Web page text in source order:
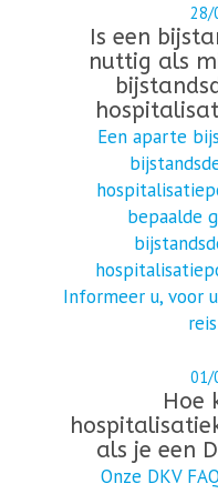
28/
Is een
nuttig als
Een aparte
bepaalde
Informeer u, voor
01/
Hoe
als je een
Onze DKV